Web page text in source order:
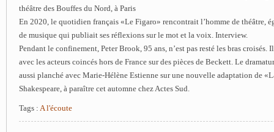
théâtre des Bouffes du Nord, à Paris
En 2020, le quotidien français «Le Figaro» rencontrait l’homme de théâtre,
de musique qui publiait ses réflexions sur le mot et la voix. Interview.
Pendant le confinement, Peter Brook, 95 ans, n’est pas resté les bras
avec les acteurs coincés hors de France sur des pièces de Beckett. Le
aussi planché avec Marie-Hélène Estienne sur une nouvelle adaptation de
Shakespeare, à paraître cet automne chez Actes Sud.
Tags : A l'écoute